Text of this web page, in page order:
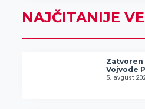
NAJČITANIJE
Zatvoren
Vojvode
5. avgust